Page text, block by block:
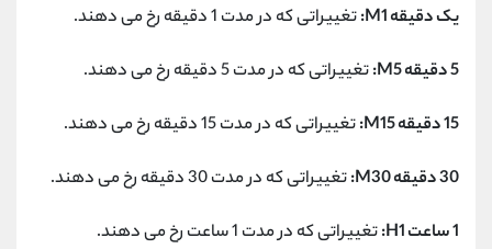
یک دقیقه M1:
تغییراتی که در مدت 1 دقیقه رخ می ‌دهند.
5 دقیقه M5:
تغییراتی که در مدت 5 دقیقه رخ می ‌دهند.
15 دقیقه M15:
تغییراتی که در مدت 15 دقیقه رخ می‌ دهند.
30 دقیقه M30:
تغییراتی که در مدت 30 دقیقه رخ می‌ دهند.
1 ساعت H1:
تغییراتی که در مدت 1 ساعت رخ می ‌دهند.